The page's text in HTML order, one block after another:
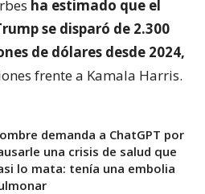
ha estimado que el
se disparó de 2.300
de dólares desde 2024,
frente a Kamala Harris.
demanda a ChatGPT por
una crisis de salud que
lo mata: tenía una embolia